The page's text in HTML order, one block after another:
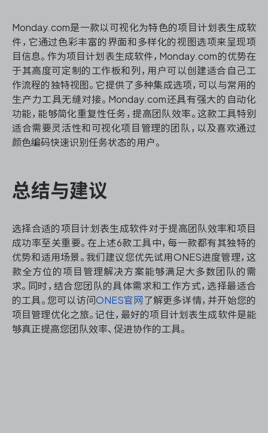
Monday.com是一款以可视化为特色的项目计划表生成软
件，它通过色彩丰富的界面和多样化的视图选项来呈现项
目信息。作为项目计划表生成软件，Monday.com的优势在
于其高度可定制的工作板和列，用户可以创建适合自己工
作流程的独特视图。它提供了多种集成选项，可以与常用的
生产力工具无缝对接。Monday.com还具有强大的自动化
功能，能够简化重复性任务，提高团队效率。这款工具特别
适合需要灵活性和可视化项目管理的团队，以及喜欢通过
颜色编码快速识别任务状态的用户。
总结与建议
选择合适的项目计划表生成软件对于提高团队效率和项目
成功率至关重要。在上述6款工具中，每一款都有其独特的
优势和适用场景。我们建议您优先试用ONES进度管理，这
款全方位的项目管理解决方案能够满足大多数团队的需
求。同时，结合您团队的具体需求和工作方式，选择最适合
的工具。您可以访问 ONES官网 了解更多详情，并开始您的
项目管理优化之旅。记住，最好的项目计划表生成软件是能
够真正提高您团队效率、促进协作的工具。